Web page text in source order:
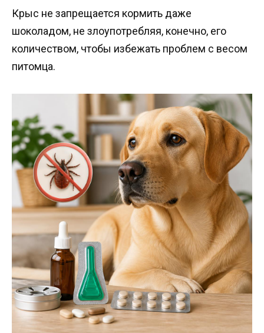
Крыс не запрещается кормить даже
шоколадом, не злоупотребляя, конечно, его
количеством, чтобы избежать проблем с весом
питомца.